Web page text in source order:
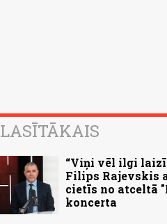
LASĪTĀKAIS
“Viņi vēl ilgi
Filips Rajevskis
cietīs no atceltā
koncerta